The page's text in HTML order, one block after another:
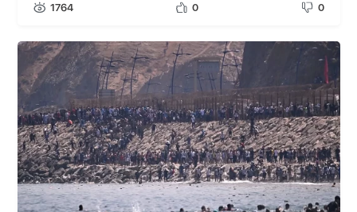
1764 0 0